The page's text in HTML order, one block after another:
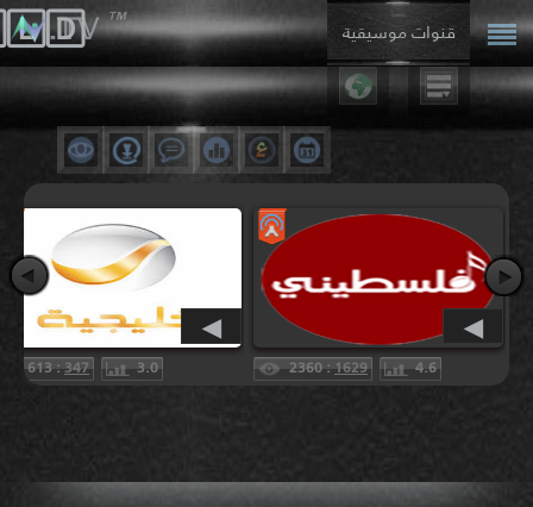
.𝕋𝕍 ™
·
·
·
·
·
◀︎️
2360 :1629 4.6
◀︎️
613 :347 3.0
قنوات موسيقية